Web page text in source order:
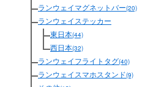
ランウェイマグネットバー(20)
ランウェイステッカー
東日本(44)
西日本(32)
ランウェイフライトタグ(40)
ランウェイスマホスタンド(9)